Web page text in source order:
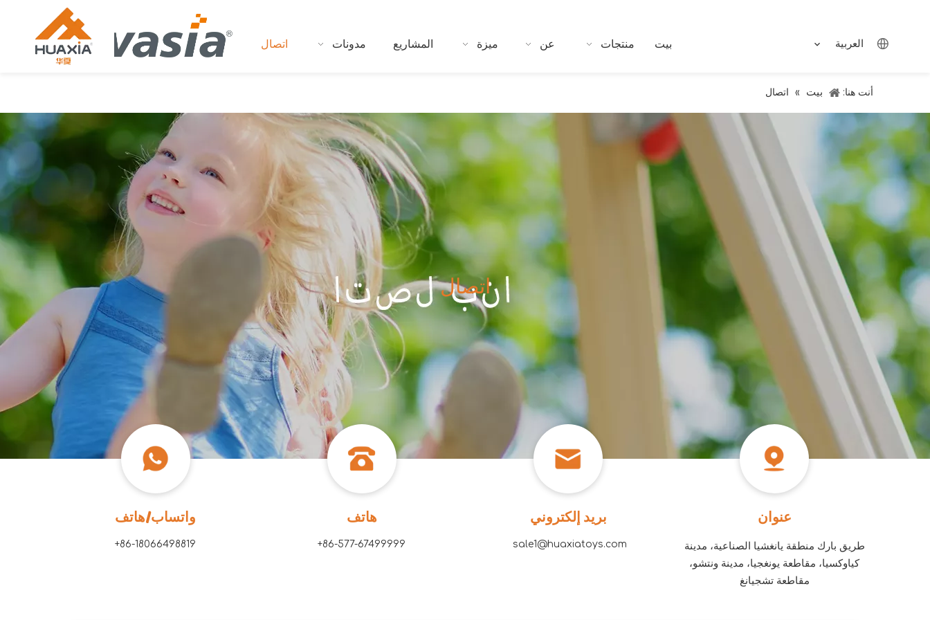
بيت منتجات عن ميزة المشاريع مدونات اتصال العربية
أنت هنا: بيت » اتصال
اتصال
واتساب/هاتف
86-18066498819​​​​​​​+
هاتف
86-577-67499999+
بريد إلكتروني
sale1@huaxiatoys.com ​​​​​​​​
عنوان
طريق بارك منطقة يانغشيا الصناعية، مدينة
كياوكسيا، مقاطعة يونغجيا، مدينة ونتشو،
مقاطعة تشجيانغ